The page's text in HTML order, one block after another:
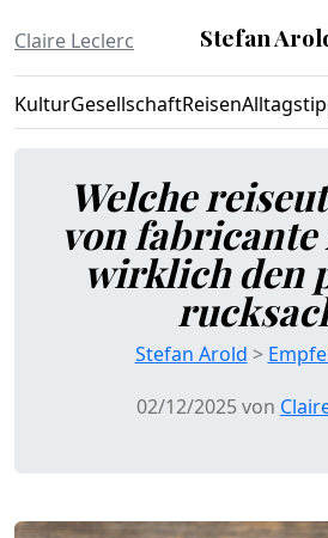
Claire Leclerc Stefan
KulturGesellschaftReisen
Welche
von fabricante
wirklich den
Stefan Arold >
02/12/2025 von